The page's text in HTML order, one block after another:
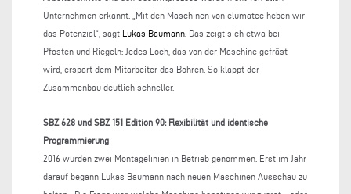
Unternehmen erkannt. „Mit den Maschinen von elumatec heben wir
das Potenzial“, sagt Lukas Baumann. Das zeigt sich etwa bei
Pfosten und Riegeln: Jedes Loch, das von der Maschine gefräst
wird, erspart dem Mitarbeiter das Bohren. So klappt der
Zusammenbau deutlich schneller.
SBZ 628 und SBZ 151 Edition 90: Flexibilität und identische
Programmierung
2016 wurden zwei Montagelinien in Betrieb genommen. Erst im Jahr
darauf begann Lukas Baumann nach neuen Maschinen Ausschau zu